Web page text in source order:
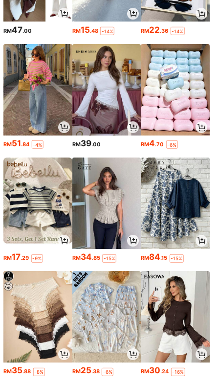
RM47.00 RM15.48 -14% RM22.36 -14%
RM51.84 -4% RM39.00 RM4.70 -6%
RM17.29 -9% RM34.85 -15% RM84.15 -15%
RM35.88 -8% RM25.38 -6% RM30.24 -16%